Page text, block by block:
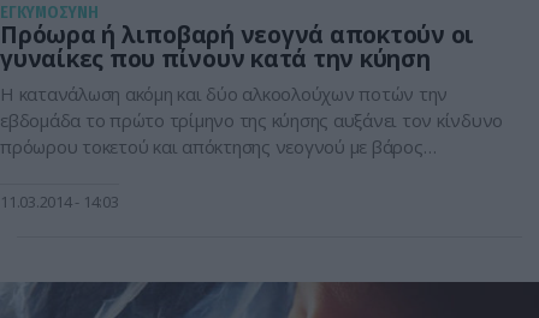
ΕΓΚΥΜΟΣΥΝΗ
Πρόωρα ή λιποβαρή νεογνά αποκτούν οι
γυναίκες που πίνουν κατά την κύηση
Η κατανάλωση ακόμη και δύο αλκοολούχων ποτών την
εβδομάδα το πρώτο τρίμηνο της κύησης αυξάνει τον κίνδυνο
πρόωρου τοκετού και απόκτησης νεογνού με βάρος
που δημοσιεύθηκε στο επιστημονικό έντυπο Journal of
Νικιάερ, μελετώντας […]
11.03.2014 14:03